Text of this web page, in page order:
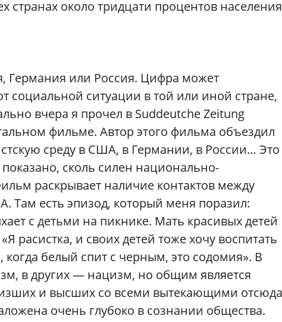
странах около тридцати процентов населения
Германия или Россия. Цифра может
социальной ситуации в той или иной стране,
вчера я прочел в Suddeutche Zeitung
фильме. Автор этого фильма объездил
среду в США, в Германии, в России… Это
сколь силен национально-
раскрывает наличие контактов между
есть эпизод, который меня поразил:
с детьми на пикнике. Мать красивых детей
расистка, и своих детей тоже хочу воспитать
белый спит с черным, это содомия». В
в других — нацизм, но общим является
и высших со всеми вытекающими отсюда
очень глубоко в сознании общества.